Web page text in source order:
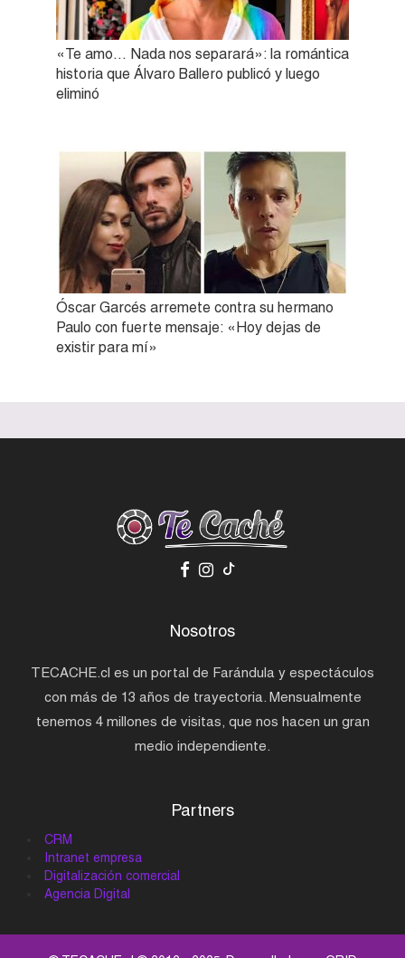
«Te amo… Nada nos separará»: la romántica
historia que Álvaro Ballero publicó y luego
eliminó
Óscar Garcés arremete contra su hermano
Paulo con fuerte mensaje: «Hoy dejas de
existir para mí»
Nosotros
TECACHE.cl es un portal de Farándula y espectáculos
con más de 13 años de trayectoria. Mensualmente
tenemos 4 millones de visitas, que nos hacen un gran
medio independiente.
Partners
CRM
Intranet empresa
Digitalización comercial
Agencia Digital